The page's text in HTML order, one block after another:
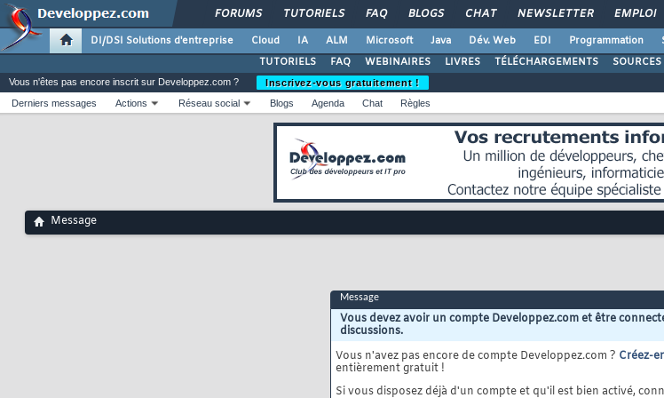
FORUMS TUTORIELS FAQ BLOGS CHAT NEWSLETTER EMPLOI
DI/DSI Solutions d'entreprise Cloud IA ALM Microsoft Java Dév. Web EDI Programmation
TUTORIELS
FAQ WEBINAIRES LIVRES TÉLÉCHARGEMENTS SOURCES
Vous n'êtes pas encore inscrit sur Developpez.com ?
Inscrivez-vous gratuitement !
Derniers messages
Actions Réseau social Blogs Agenda Chat Règles
Message
Message
Vous devez avoir un compte Developpez.com et être
discussions.
Vous n'avez pas encore de compte Developpez.com ? Créez-
entièrement gratuit !
Si vous disposez déjà d'un compte et qu'il est bien activé,